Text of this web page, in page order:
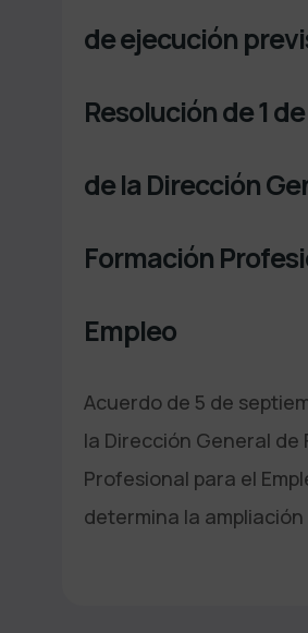
de ejecución
Resolución de 1
de la Dirección
Formación
Empleo
Acuerdo de 5 de
la Dirección General de
Profesional para el
determina la ampliación